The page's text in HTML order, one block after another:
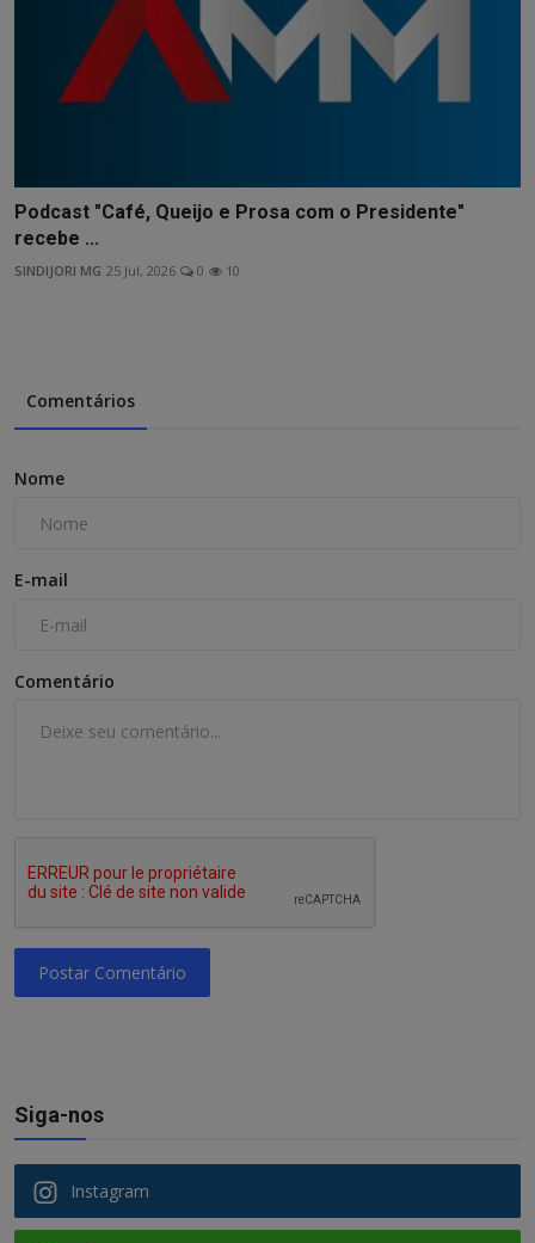
Podcast "Café, Queijo e Prosa com o Presidente"
recebe ...
SINDIJORI MG 25 Jul, 2026 0 10
Comentários
Nome
E-mail
Comentário
Postar Comentário
Siga-nos
Instagram